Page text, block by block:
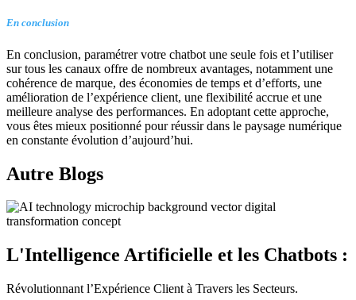
En conclusion
En conclusion, paramétrer votre chatbot une seule fois et l’utiliser
sur tous les canaux offre de nombreux avantages, notamment une
cohérence de marque, des économies de temps et d’efforts, une
amélioration de l’expérience client, une flexibilité accrue et une
meilleure analyse des performances. En adoptant cette approche,
vous êtes mieux positionné pour réussir dans le paysage numérique
en constante évolution d’aujourd’hui.
Autre Blogs
L'Intelligence Artificielle et les Chatbots :
Révolutionnant l’Expérience Client à Travers les Secteurs.